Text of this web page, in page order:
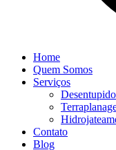
Home
Quem Somos
Serviços
Contato
Blog